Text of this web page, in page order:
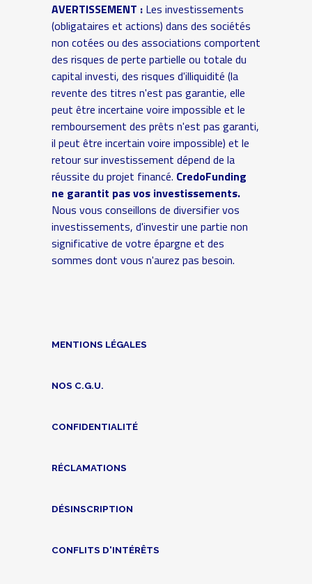
AVERTISSEMENT :Les investissements
(obligataires et actions) dans des sociétés
non cotées ou des associations comportent
des risques de perte partielle ou totale du
capital investi, des risques d'illiquidité (la
revente des titres n'est pas garantie, elle
peut être incertaine voire impossible et le
remboursement des prêts n'est pas garanti,
il peut être incertain voire impossible) et le
retour sur investissement dépend de la
réussite du projet financé. CredoFunding
ne garantit pas vos investissements.
Nous vous conseillons de diversifier vos
investissements, d'investir une partie non
significative de votre épargne et des
sommes dont vous n'aurez pas besoin.
MENTIONS LÉGALES
NOS C.G.U.
CONFIDENTIALITÉ
RÉCLAMATIONS
DÉSINSCRIPTION
CONFLITS D'INTÉRÊTS